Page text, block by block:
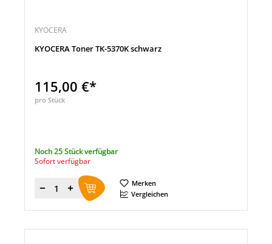
KYOCERA
KYOCERA Toner TK-5370K schwarz
115,00 €*
pro Stück
Noch 25 Stück verfügbar
Sofort verfügbar
Menge
Merken
Vergleichen